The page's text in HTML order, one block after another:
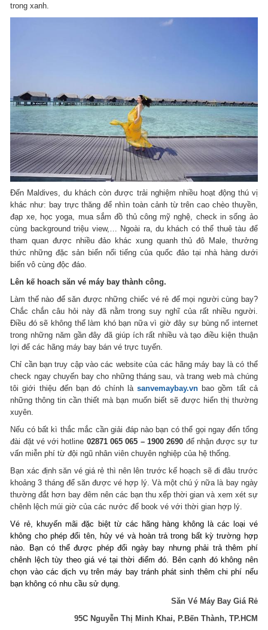
trong xanh.
Đến Maldives, du khách còn được trải nghiệm nhiều hoạt động thú vị
khác như: bay trực thăng để nhìn toàn cảnh từ trên cao chèo thuyền,
đạp xe, học yoga, mua sắm đồ thủ công mỹ nghệ, check in sống ảo
cùng background triệu view,… Ngoài ra, du khách có thể thuê tàu để
tham quan được nhiều đảo khác xung quanh thủ đô Male, thưởng
thức những đặc sản biển nổi tiếng của quốc đảo tại nhà hàng dưới
biển vô cùng độc đáo.
Lên kế hoach săn vé máy bay thành công.
Làm thế nào để săn được những chiếc vé rẻ để mọi người cùng bay?
Chắc chắn câu hỏi này đã nằm trong suy nghĩ của rất nhiều người.
Điều đó sẽ không thể làm khó bạn nữa vì giờ đây sự bùng nổ internet
trong những năm gần đây đã giúp ích rất nhiều và tạo điều kiện thuận
lợi để các hãng máy bay bán vé trực tuyến.
Chỉ cần bạn truy cập vào các website của các hãng máy bay là có thể
check ngay chuyến bay cho những tháng sau, và trang web mà chúng
tôi giới thiệu đến bạn đó chính là sanvemaybay.vnbao gồm tất cả
những thông tin cần thiết mà bạn muốn biết sẽ được hiển thị thường
xuyên.
Nếu có bất kì thắc mắc cần giải đáp nào bạn có thể gọi ngay đến tổng
đài đặt vé với hotline 02871 065 065 – 1900 2690 để nhận được sự tư
vấn miễn phí từ đội ngũ nhân viên chuyên nghiệp của hệ thống.
Bạn xác định săn vé giá rẻ thì nên lên trước kế hoạch sẽ đi đâu trước
khoảng 3 tháng để săn được vé hợp lý. Và một chú ý nữa là bay ngày
thường đắt hơn bay đêm nên các bạn thu xếp thời gian và xem xét sự
chênh lệch múi giờ của các nước để book vé với thời gian hợp lý.
Vé rẻ, khuyến mãi đặc biệt từ các hãng hàng không là các loại vé
không cho phép đổi tên, hủy vé và hoàn trả trong bất kỳ trường hợp
nào. Bạn có thể được phép đổi ngày bay nhưng phải trả thêm phí
chênh lệch tùy theo giá vé tại thời điểm đó. Bên cạnh đó không nên
chọn vào các dịch vụ trên máy bay tránh phát sinh thêm chi phí nếu
bạn không có nhu cầu sử dụng.
Săn Vé Máy Bay Giá Rẻ
95C Nguyễn Thị Minh Khai, P.Bến Thành, TP.HCM